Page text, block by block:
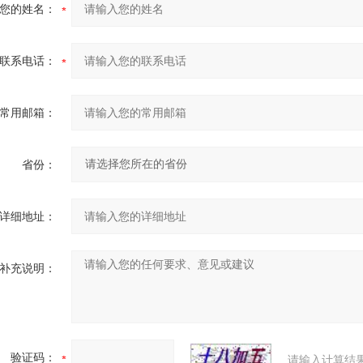
您的姓名：
联系电话：
常用邮箱：
省份：
详细地址：
补充说明：
验证码： 请输入计算结